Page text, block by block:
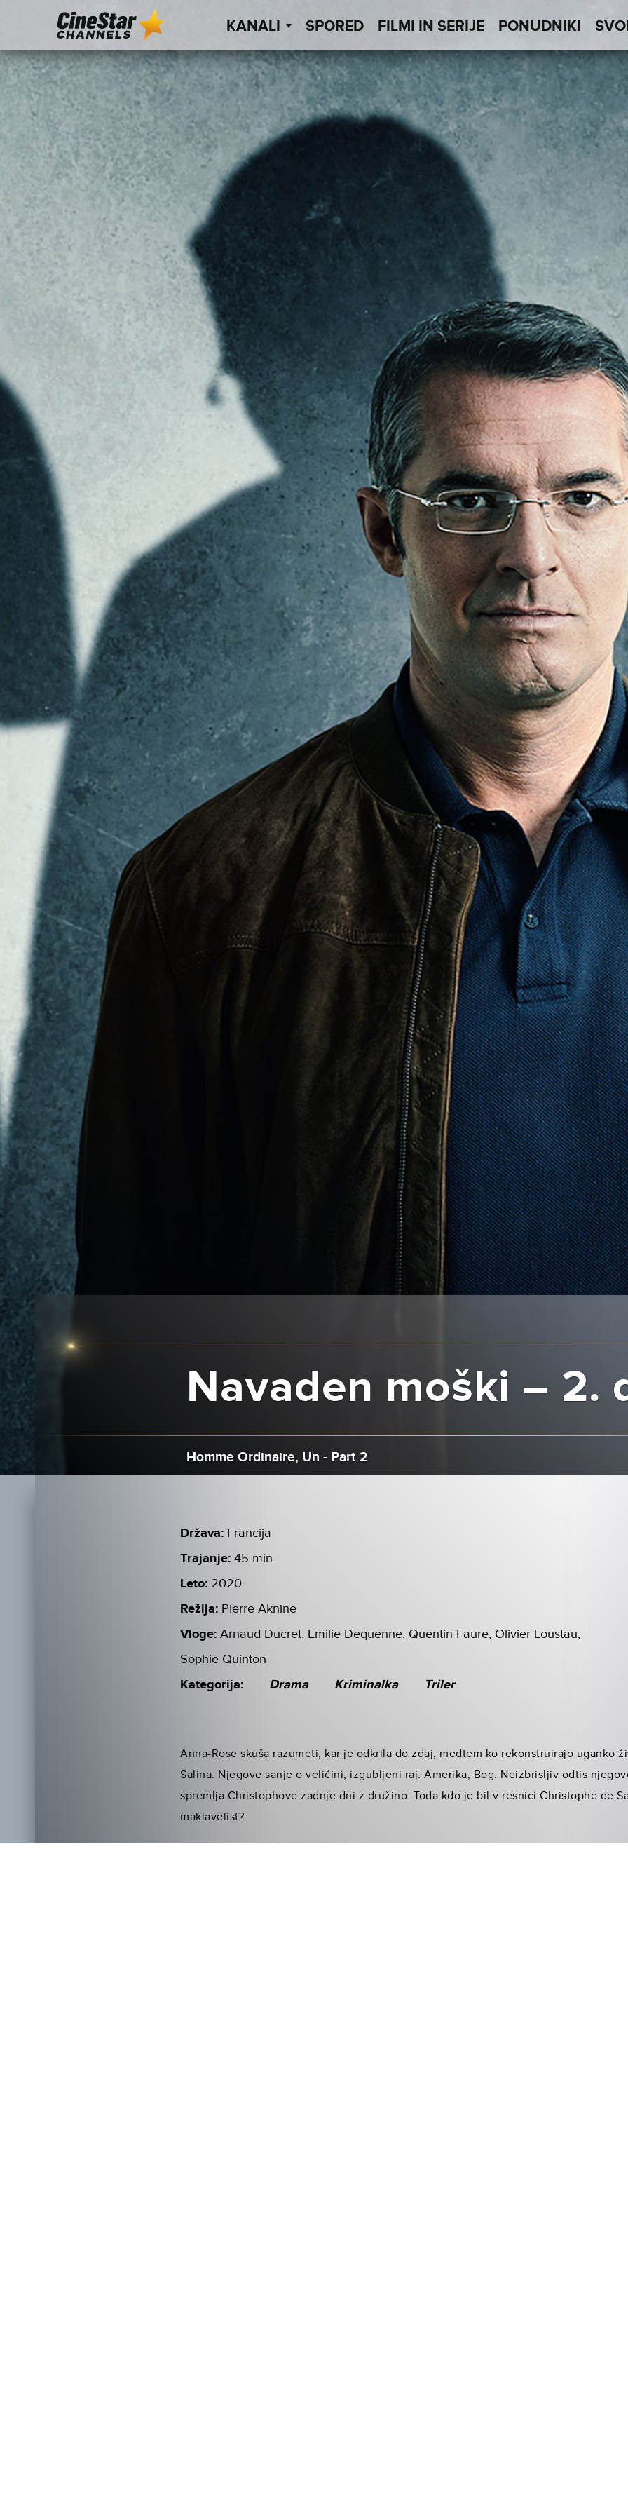
KANALI SPORED FILMI IN SERIJE PONUDNIKI
Navaden moški – 2.
Homme Ordinaire, Un - Part 2
Država: Francija
Trajanje: 45 min.
Leto: 2020.
Režija: Pierre Aknine
Vloge: Arnaud Ducret, Emilie Dequenne, Quentin Faure, Olivier Loustau,
Sophie Quinton
Kategorija: Drama Kriminalka Triler
Anna-Rose skuša razumeti, kar je odkrila do zdaj, medtem ko rekonstruirajo uganko
Salina. Njegove sanje o veličini, izgubljeni raj. Amerika, Bog. Neizbrisljiv odtis
spremlja Christophove zadnje dni z družino. Toda kdo je bil v resnici Christophe de
makiavelist?